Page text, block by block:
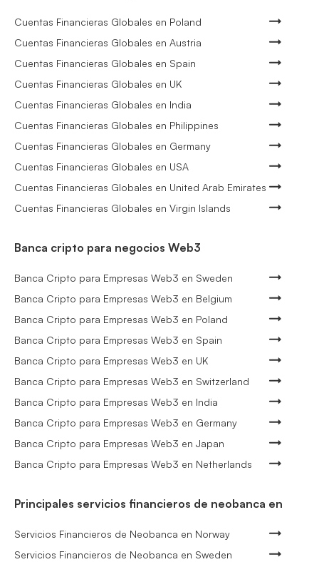
Cuentas Financieras Globales en Poland
Cuentas Financieras Globales en Austria
Cuentas Financieras Globales en Spain
Cuentas Financieras Globales en UK
Cuentas Financieras Globales en India
Cuentas Financieras Globales en Philippines
Cuentas Financieras Globales en Germany
Cuentas Financieras Globales en USA
Cuentas Financieras Globales en United Arab Emirates
Cuentas Financieras Globales en Virgin Islands
Banca cripto para negocios Web3
Banca Cripto para Empresas Web3 en Sweden
Banca Cripto para Empresas Web3 en Belgium
Banca Cripto para Empresas Web3 en Poland
Banca Cripto para Empresas Web3 en Spain
Banca Cripto para Empresas Web3 en UK
Banca Cripto para Empresas Web3 en Switzerland
Banca Cripto para Empresas Web3 en India
Banca Cripto para Empresas Web3 en Germany
Banca Cripto para Empresas Web3 en Japan
Banca Cripto para Empresas Web3 en Netherlands
Principales servicios financieros de neobanca en
Servicios Financieros de Neobanca en Norway
Servicios Financieros de Neobanca en Sweden